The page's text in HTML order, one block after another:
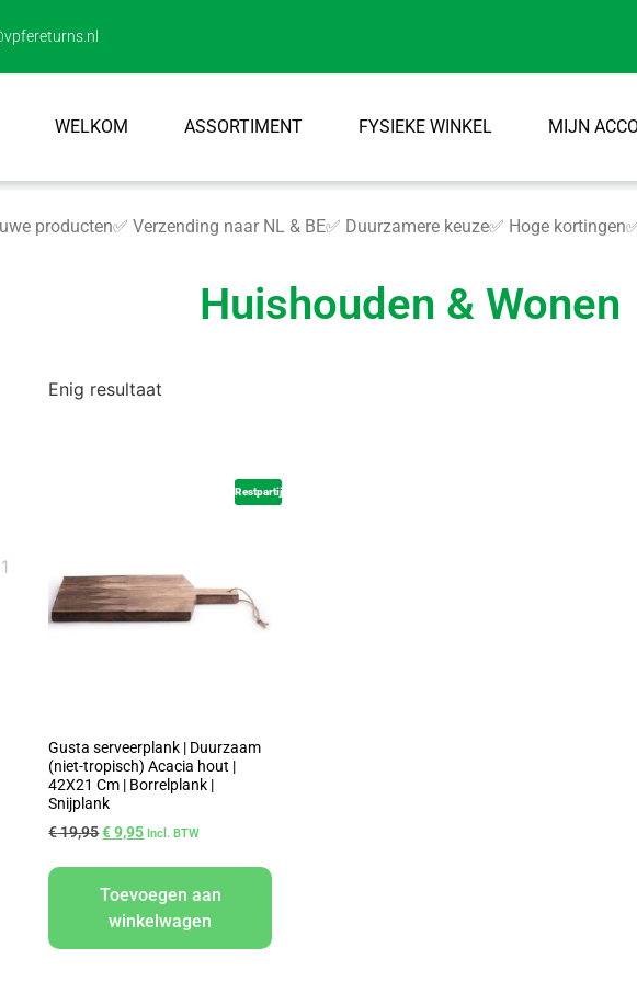
WELKOM ASSORTIMENT FYSIEKE WINKEL MIJN
producten✅ Verzending naar NL & BE✅ Duurzamere keuze✅ Hoge kortingen
Huishouden & Wonen
1
Enig resultaat
Restpartij
Gusta serveerplank | Duurzaam
(niet-tropisch) Acacia hout |
42X21 Cm | Borrelplank |
Snijplank
€19,95€9,95 Incl. BTW
Toevoegen aan
winkelwagen